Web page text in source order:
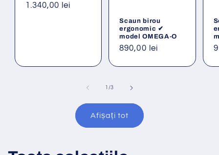
Preț
1.340,00 lei
Scaun birou
ergonomic ✔
model OMEGA-O
Preț
890,00 lei
/din
3
Afișați tot